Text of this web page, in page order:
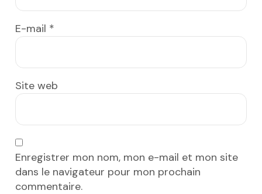
E-mail *
Site web
Enregistrer mon nom, mon e-mail et mon site
dans le navigateur pour mon prochain
commentaire.